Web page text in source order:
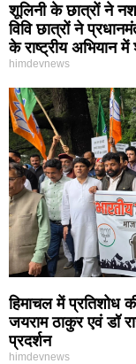
शूलिनी के छात्रों ने
विवि छात्रों ने
के राष्ट्रीय अभियान में
himdevnews
हिमाचल में प्रतिशोध
जयराम ठाकुर एवं डॉ
प्रदर्शन
himdevnews